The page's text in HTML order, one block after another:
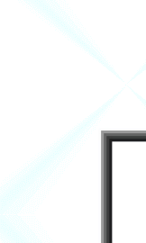
4-